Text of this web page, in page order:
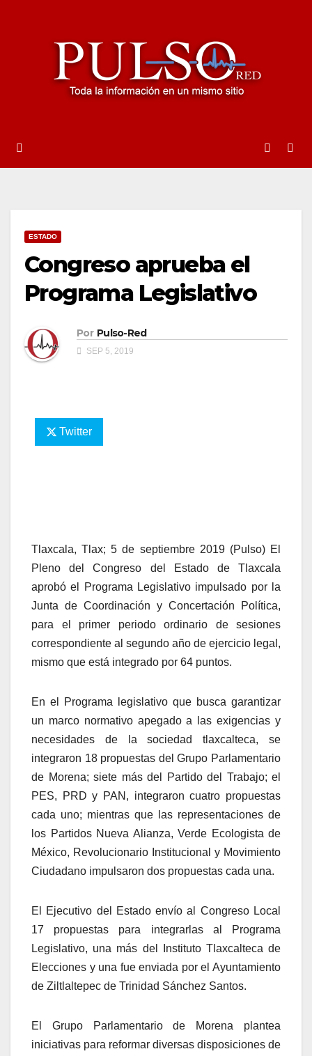
ESTADO
Congreso aprueba el
Programa Legislativo
Por Pulso-Red
SEP 5, 2019
Twitter
Tlaxcala, Tlax; 5 de septiembre 2019 (Pulso) El
Pleno del Congreso del Estado de Tlaxcala
aprobó el Programa Legislativo impulsado por la
Junta de Coordinación y Concertación Política,
para el primer periodo ordinario de sesiones
correspondiente al segundo año de ejercicio legal,
mismo que está integrado por 64 puntos.
En el Programa legislativo que busca garantizar
un marco normativo apegado a las exigencias y
necesidades de la sociedad tlaxcalteca, se
integraron 18 propuestas del Grupo Parlamentario
de Morena; siete más del Partido del Trabajo; el
PES, PRD y PAN, integraron cuatro propuestas
cada uno; mientras que las representaciones de
los Partidos Nueva Alianza, Verde Ecologista de
México, Revolucionario Institucional y Movimiento
Ciudadano impulsaron dos propuestas cada una.
El Ejecutivo del Estado envío al Congreso Local
17 propuestas para integrarlas al Programa
Legislativo, una más del Instituto Tlaxcalteca de
Elecciones y una fue enviada por el Ayuntamiento
de Ziltlaltepec de Trinidad Sánchez Santos.
El Grupo Parlamentario de Morena plantea
iniciativas para reformar diversas disposiciones de